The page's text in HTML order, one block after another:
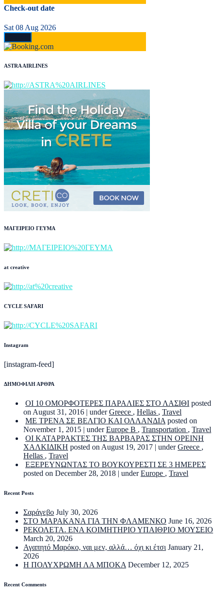
Check-out date
Sat 08 Aug 2026
ASTRA AIRLINES
ΜΑΓΕΙΡΕΙΟ ΓΕΥΜΑ
at creative
CYCLE SAFARI
Instagram
[instagram-feed]
ΔΗΜΟΦΙΛΗ ΑΡΘΡΑ
ΟΙ 10 ΟΜΟΡΦΟΤΕΡΕΣ ΠΑΡΑΛΙΕΣ ΣΤΟ ΛΑΣΙΘΙ posted
on August 31, 2016 | underGreece , Hellas , Travel
ΜΕ ΤΡΕΝΑ ΣΕ ΒΕΛΓΙΟ ΚΑΙ ΟΛΛΑΝΔΙΑ posted on
November 1, 2015 | underEurope B , Transportation , Travel
ΟΙ ΚΑΤΑΡΡΑΚΤΕΣ ΤΗΣ ΒΑΡΒΑΡΑΣ ΣΤΗΝ ΟΡΕΙΝΗ
ΧΑΛΚΙΔΙΚΗ posted on August 19, 2017 | underGreece ,
Hellas , Travel
ΕΞΕΡΕΥΝΩΝΤΑΣ ΤΟ ΒΟΥΚΟΥΡΕΣΤΙ ΣΕ 3 ΗΜΕΡΕΣ
posted on December 28, 2018 | underEurope , Travel
Recent Posts
Σαράγεβο July 30, 2026
ΣΤΟ ΜΑΡΑΚΑΝΑ ΓΙΑ ΤΗΝ ΦΛΑΜΕΝΚΟ June 16, 2026
ΡΕΚΟΛΕΤΑ. ΕΝΑ ΚΟΙΜΗΤΗΡΙΟ ΥΠΑΙΘΡΙΟ ΜΟΥΣΕΙΟ
March 20, 2026
Αγαπητό Μαρόκο, ναι μεν, αλλά… όχι κι έτσι January 21,
2026
Η ΠΟΛΥΧΡΩΜΗ ΛΑ ΜΠΟΚΑ December 12, 2025
Recent Comments